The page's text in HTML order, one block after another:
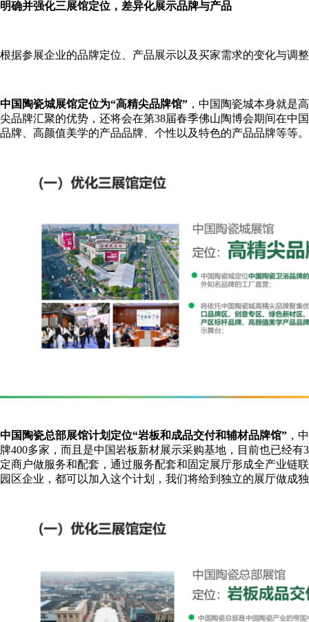
明确并强化三展馆定位，差异化展示品牌与产品
根据参展企业的品牌定位、产品展示以及买家需求的变化与调
中国陶瓷城展馆定位为“高精尖品牌馆” ，中国陶瓷城本身就是
尖品牌汇聚的优势，还将会在第38届春季佛山陶博会期间在中
品牌、高颜值美学的产品品牌、个性以及特色的产品品牌等等。
中国陶瓷总部展馆计划定位“岩板和成品交付和辅材品牌馆” ，
牌400多家，而且是中国岩板新材展示采购基地，目前也已经
定商户做服务和配套，通过服务配套和固定展厅形成全产业链
园区企业，都可以加入这个计划，我们将给到独立的展厅做成